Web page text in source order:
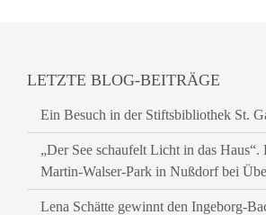
LETZTE BLOG-BEITRÄGE
Ein Besuch in der Stiftsbibliothek St.
„Der See schaufelt Licht in das Haus“.
Martin-Walser-Park in Nußdorf bei
Lena Schätte gewinnt den Ingeborg-